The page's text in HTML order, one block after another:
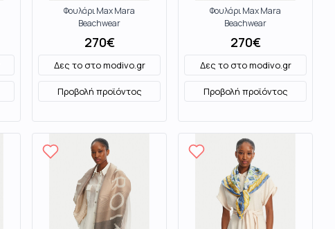
Φουλάρι Max Mara
Beachwear
270€
Δες το στοmodivo.gr
Προβολή προϊόντος
Φουλάρι Max Mara
Beachwear
270€
Δες το στοmodivo.gr
Προβολή προϊόντος